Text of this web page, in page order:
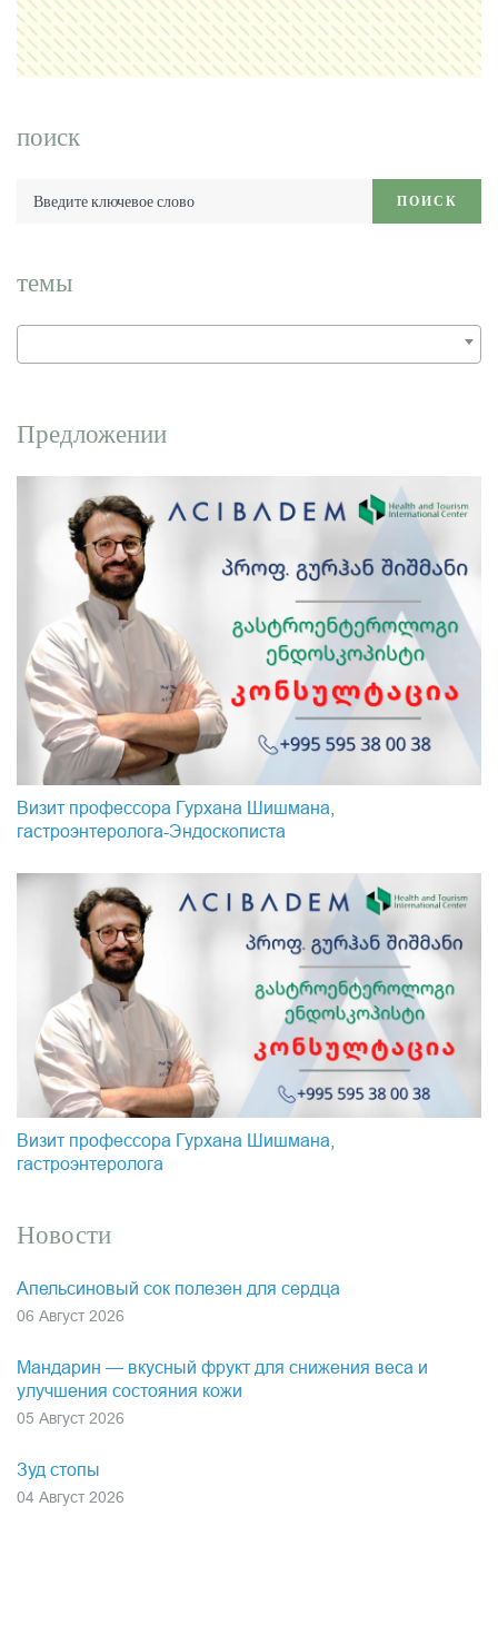
поиск
Введите
ключевое
ПОИСК
темы
Предложении
Визит профессора Гурхана Шишмана,
гастроэнтеролога-Эндоскопистa
Визит профессора Гурхана Шишмана,
гастроэнтеролога
Новости
Апельсиновый сок полезен для сердца
06 Август 2026
Мандарин — вкусный фрукт для снижения веса и
улучшения состояния кожи
05 Август 2026
Зуд стопы
04 Август 2026